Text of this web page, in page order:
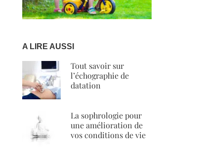
A LIRE AUSSI
Tout savoir sur
l’échographie de
datation
La sophrologie pour
une amélioration de
vos conditions de vie